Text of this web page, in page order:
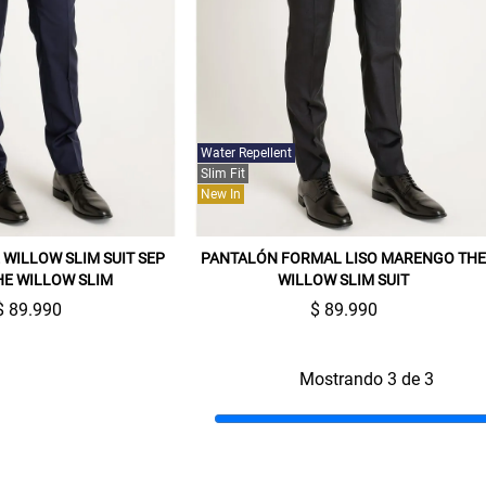
SLIM SUIT SEP
WILLOW SLIM
89.990
New In
Slim Fit
Water Repellent
PANTALÓN FORMAL LISO MARENGO THE
WILLOW SLIM SUIT
$ 89.990
Mostrando 3 de 3
Gracias por inscribirte!